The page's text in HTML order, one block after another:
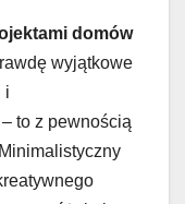
domów
wyjątkowe
i
to z pewnością